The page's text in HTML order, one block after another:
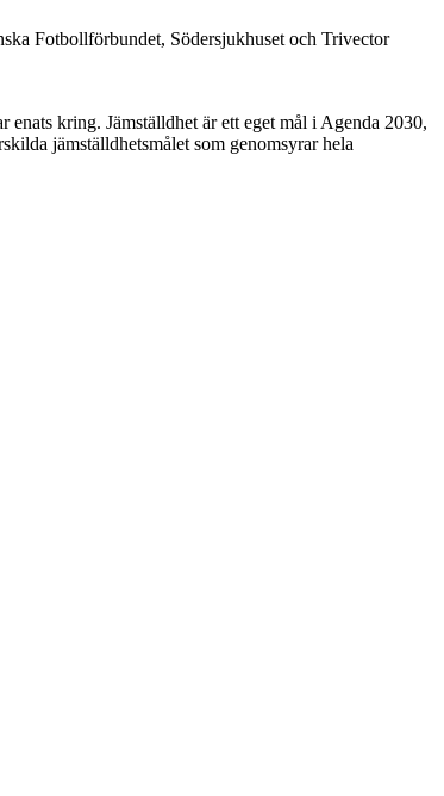
Fotbollförbundet, Södersjukhuset och Trivector
kring. Jämställdhet är ett eget mål i Agenda 2030,
jämställdhetsmålet som genomsyrar hela